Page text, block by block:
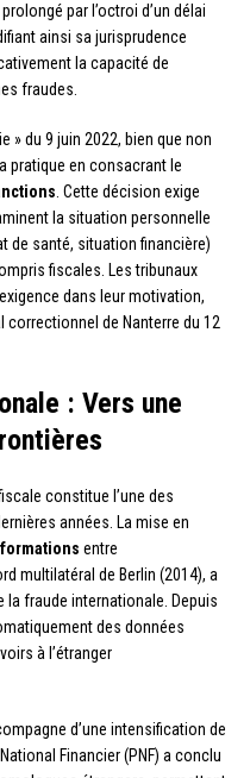
par l’octroi d’un délai
ainsi sa jurisprudence
la capacité de
fraudes.
» du 9 juin 2022, bien que non
pratique en consacrant le
. Cette décision exige
la situation personnelle
de santé, situation financière)
fiscales. Les tribunaux
dans leur motivation,
correctionnel de Nanterre du 12
: Vers une
constitue l’une des
années. La mise en
entre
multilatéral de Berlin (2014), a
fraude internationale. Depuis
des données
à l’étranger
d’une intensification de
Financier (PNF) a conclu